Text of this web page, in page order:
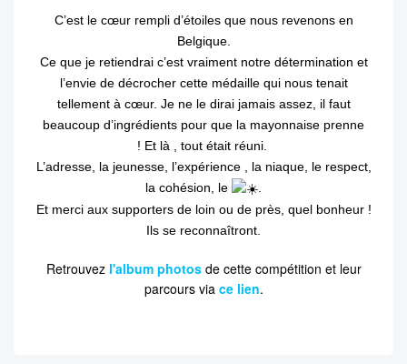
C’est le cœur rempli d’étoiles que nous revenons en
Belgique.
Ce que je retiendrai c’est vraiment notre détermination et
l’envie de décrocher cette médaille qui nous tenait
tellement à cœur. Je ne le dirai jamais assez, il faut
beaucoup d’ingrédients pour que la mayonnaise prenne
! Et là , tout était réuni.
L’adresse, la jeunesse, l’expérience , la niaque, le respect,
la cohésion, le
Et merci aux supporters de loin ou de près, quel bonheur !
Ils se reconnaîtront.
Retrouvez l'album photosde cette compétition et leur
parcours via ce lien.